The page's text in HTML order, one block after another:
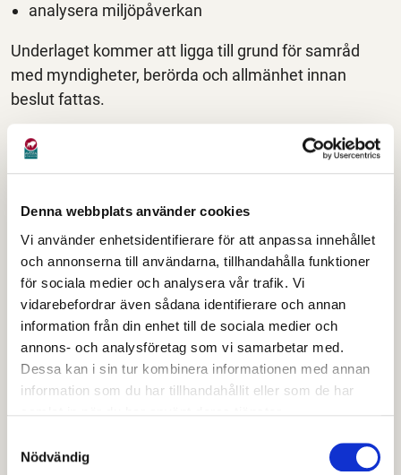
Denna webbplats använder cookies
Vi använder enhetsidentifierare för att anpassa innehållet
och annonserna till användarna, tillhandahålla funktioner
för sociala medier och analysera vår trafik. Vi
vidarebefordrar även sådana identifierare och annan
information från din enhet till de sociala medier och
annons- och analysföretag som vi samarbetar med.
Dessa kan i sin tur kombinera informationen med annan
information som du har tillhandahållit eller som de har
Nödvändig
analysera miljöpåverkan
Underlaget kommer att ligga till grund för samråd
med myndigheter, berörda och allmänhet innan
beslut fattas.
Utredning av hur bron kan bevaras
med hänsyn till dess historia
Den byggdes redan 1873–1875 och är en av de
äldsta i sitt slag. Konstruktionen är en så kallad
gallerverksbro, en teknik som bara användes under
en kort period i brohistorien.
Bron är idag:
en av få kvarvarande i landet